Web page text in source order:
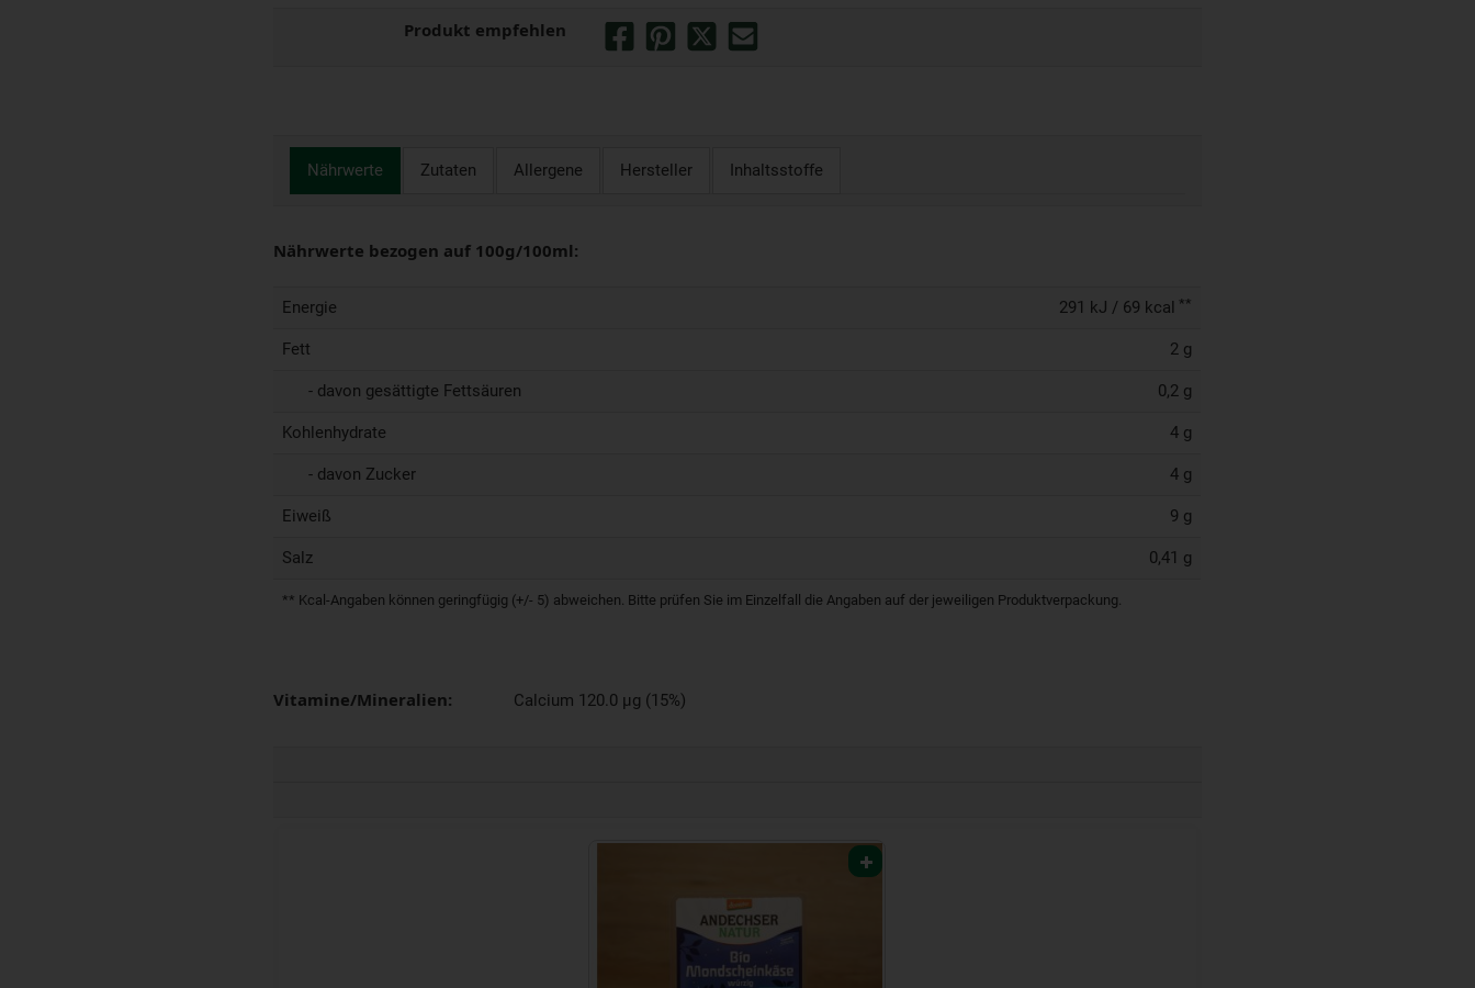
Produkt empfehlen
Nährwerte Zutaten Allergene Hersteller Inhaltsstoffe
Nährwerte bezogen auf 100g/100ml:
Energie 291 kJ / 69 kcal **
Fett 2 g
- davon gesättigte Fettsäuren 0,2 g
Kohlenhydrate 4 g
- davon Zucker 4 g
Eiweiß 9 g
Salz 0,41 g
** Kcal-Angaben können geringfügig (+/- 5) abweichen. Bitte prüfen Sie im Einzelfall die Angaben auf der jeweiligen Produktverpackung.
Vitamine/Mineralien: Calcium 120.0 µg (15%)